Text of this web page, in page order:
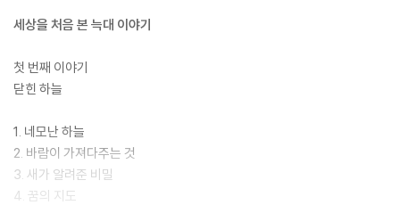
롭게 만나는 기쁨을 느끼고, 어른들은 오래 잊고 있던 자유와 감각의 원형
세상을 처음 본 늑대 이야기
첫 번째 이야기
닫힌 하늘
1. 네모난 하늘
2. 바람이 가져다주는 것
3. 새가 알려준 비밀
4. 꿈의 지도